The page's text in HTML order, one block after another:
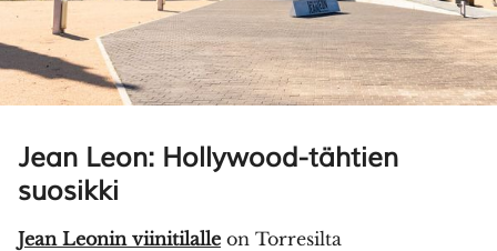
Jean Leon: Hollywood-tähtien
suosikki
Jean Leonin viinitilalle on Torresilta